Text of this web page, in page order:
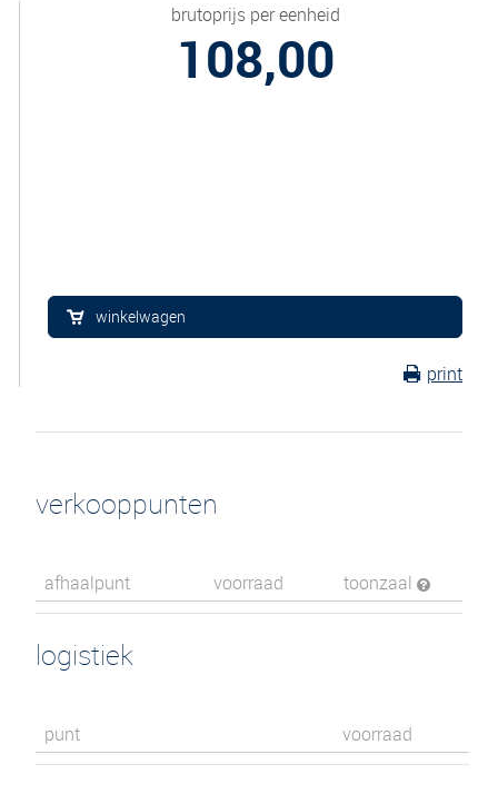
brutoprijs per eenheid
108,00
winkelwagen
print
verkooppunten
afhaalpunt voorraad toonzaal
logistiek
punt voorraad